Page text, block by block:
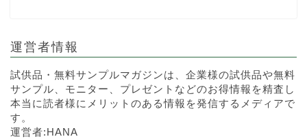
運営者情報
試供品・無料サンプルマガジンは、企業様の試供品や無料
サンプル、モニター、プレゼントなどのお得情報を精査し
本当に読者様にメリットのある情報を発信するメディアで
す。
運営者:HANA